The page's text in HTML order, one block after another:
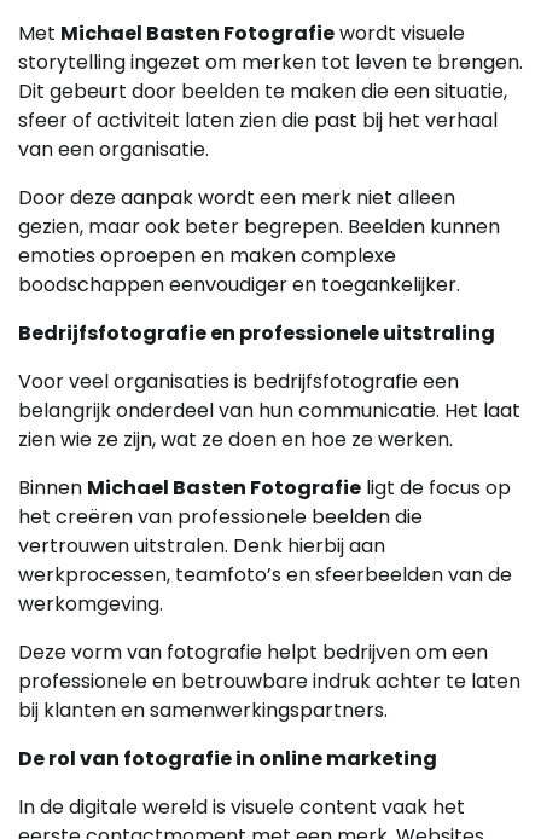
Met Michael Basten Fotografiewordt visuele
storytelling ingezet om merken tot leven te brengen.
Dit gebeurt door beelden te maken die een situatie,
sfeer of activiteit laten zien die past bij het verhaal
van een organisatie.
Door deze aanpak wordt een merk niet alleen
gezien, maar ook beter begrepen. Beelden kunnen
emoties oproepen en maken complexe
boodschappen eenvoudiger en toegankelijker.
Bedrijfsfotografie en professionele uitstraling
Voor veel organisaties is bedrijfsfotografie een
belangrijk onderdeel van hun communicatie. Het laat
zien wie ze zijn, wat ze doen en hoe ze werken.
Binnen Michael Basten Fotografie ligt de focus op
het creëren van professionele beelden die
vertrouwen uitstralen. Denk hierbij aan
werkprocessen, teamfoto’s en sfeerbeelden van de
werkomgeving.
Deze vorm van fotografie helpt bedrijven om een
professionele en betrouwbare indruk achter te laten
bij klanten en samenwerkingspartners.
De rol van fotografie in online marketing
In de digitale wereld is visuele content vaak het